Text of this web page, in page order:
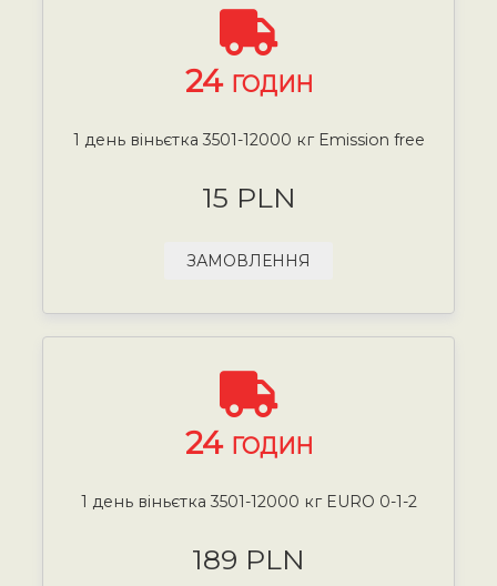
24 ГОДИН
1 день віньєтка 3501-12000 кг Emission free
15 PLN
ЗАМОВЛЕННЯ
24 ГОДИН
1 день віньєтка 3501-12000 кг EURO 0-1-2
189 PLN